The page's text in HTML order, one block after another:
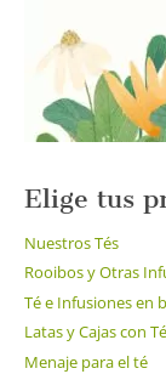
Elige tus
Nuestros Tés
Rooibos y Otras
Té e Infusiones en
Latas y Cajas con
Menaje para el té